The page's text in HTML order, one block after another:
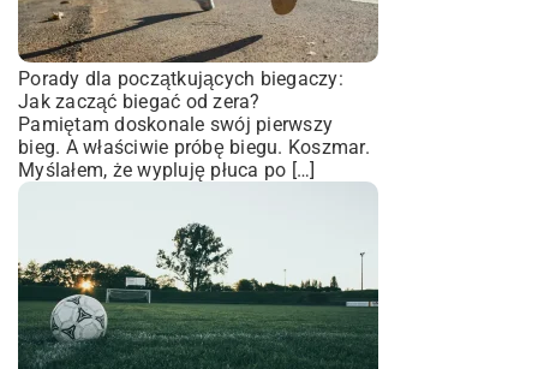
Porady dla początkujących biegaczy:
Jak zacząć biegać od zera?
Pamiętam doskonale swój pierwszy
bieg. A właściwie próbę biegu. Koszmar.
Myślałem, że wypluję płuca po […]